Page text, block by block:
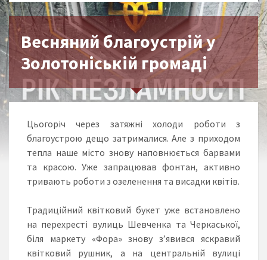
Весняний благоустрій у
Золотоніській громаді
Цьогоріч через затяжні холоди роботи з
благоустрою дещо затрималися. Але з приходом
тепла наше місто знову наповнюється барвами
та красою. Уже запрацював фонтан, активно
тривають роботи з озеленення та висадки квітів.
Традиційний квітковий букет уже встановлено
на перехресті вулиць Шевченка та Черкаської,
біля маркету «Фора» знову з’явився яскравий
квітковий рушник, а на центральній вулиці